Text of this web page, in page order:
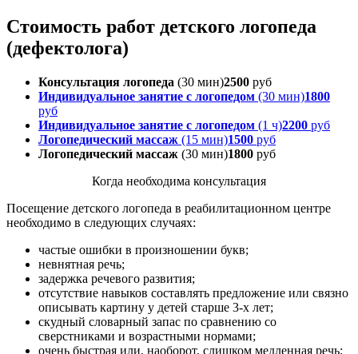
Стоимость работ детского логопеда
(дефектолога)
Консультация логопеда (30 мин)2500 руб
Индивидуальное занятие с логопедом (30 мин)1800
руб
Индивидуальное занятие с логопедом (1 ч)2200 руб
Логопедический массаж (15 мин)1500 руб
Логопедический массаж (30 мин)1800 руб
Когда необходима консультация
Посещение детского логопеда в реабилитационном центре
необходимо в следующих случаях:
частые ошибки в произношении букв;
невнятная речь;
задержка речевого развития;
отсутствие навыков составлять предложение или связно
описывать картину у детей старше 3-х лет;
скудный словарный запас по сравнению со
сверстниками и возрастными нормами;
очень быстрая или, наоборот, слишком медленная речь;